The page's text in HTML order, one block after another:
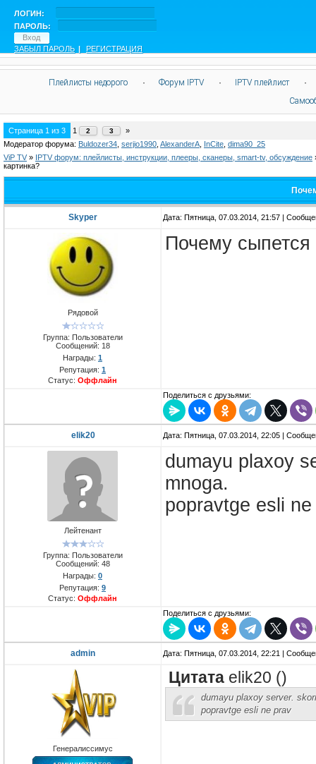
ЛОГИН:
ПАРОЛЬ:
ЗАБЫЛ ПАРОЛЬ | РЕГИСТРАЦИЯ
Плейлисты недорого · Форум IPTV · IPTV плейлист
·
Страница 1 из 3 1 2 3
»
Модератор форума: Buldozer34 serjio1990 AlexanderA InCite dima90_25
ViP TV » IPTV форум: плейлисты, инструкции, плееры, сканеры, smart-tv, обсуждение
картинка?
Skyper Дата: Пятница, 07.03.2014, 21:57 |
Рядовой
Группа: Пользователи
Сообщений: 18
Награды: 1
Репутация: 1
Статус: Оффлайн
Почему сыпется
Поделиться с друзьями:
elik20 Дата: Пятница, 07.03.2014, 22:05 |
Лейтенант
Группа: Пользователи
Сообщений: 48
Награды: 0
Репутация: 9
Статус: Оффлайн
dumayu plaxoy
mnoga.
popravtge esli
Поделиться с друзьями:
admin Дата: Пятница, 07.03.2014, 22:21 |
Генералиссимус
Цитата elik20 ()
dumayu plaxoy server.
popravtge esli ne prav